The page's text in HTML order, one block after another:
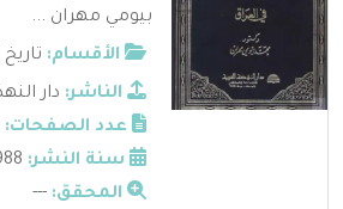
بيومي مهران ...
الأقسام:
الناشر: دار
عدد الصفحات:
سنة النشر:
المحقق: ---